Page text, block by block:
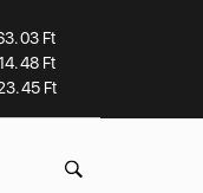
Ft
Ft
Ft